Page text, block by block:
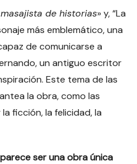
de historias» y, “La
más emblemático, una
de comunicarse a
un antiguo escritor
Este tema de las
la obra, como las
ficción, la felicidad, la
ser una obra única